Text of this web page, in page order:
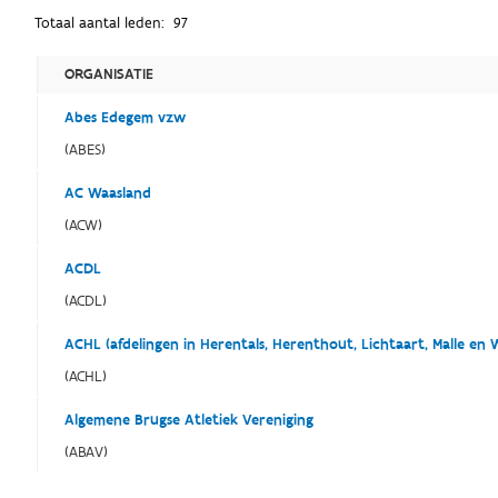
Totaal aantal leden: 97
ORGANISATIE
Abes Edegem vzw
(ABES)
AC Waasland
(ACW)
ACDL
(ACDL)
ACHL (afdelingen in Herentals, Herenthout, Lichtaart, Malle en
(ACHL)
Algemene Brugse Atletiek Vereniging
(ABAV)